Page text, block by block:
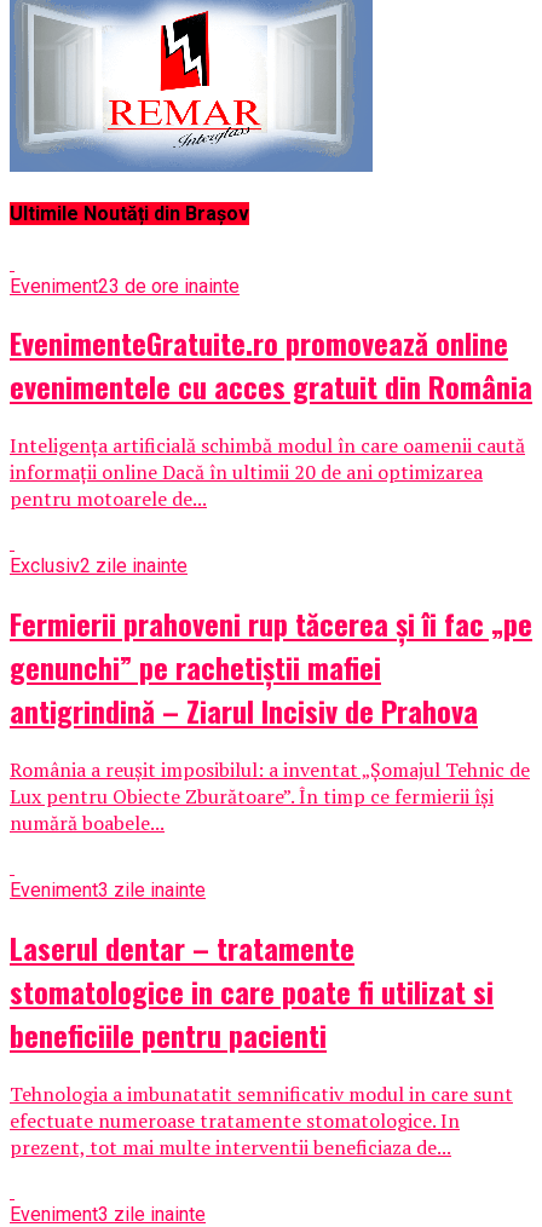
Ultimile Noutăți din Brașov
Eveniment23 de ore inainte
EvenimenteGratuite.ro promovează online
evenimentele cu acces gratuit din România
Inteligența artificială schimbă modul în care oamenii caută
informații online Dacă în ultimii 20 de ani optimizarea
pentru motoarele de...
Exclusiv2 zile inainte
Fermierii prahoveni rup tăcerea și îi fac „pe
genunchi” pe rachetiștii mafiei
antigrindină – Ziarul Incisiv de Prahova
România a reușit imposibilul: a inventat „Șomajul Tehnic de
Lux pentru Obiecte Zburătoare”. În timp ce fermierii își
numără boabele...
Eveniment3 zile inainte
Laserul dentar – tratamente
stomatologice in care poate fi utilizat si
beneficiile pentru pacienti
Tehnologia a imbunatatit semnificativ modul in care sunt
efectuate numeroase tratamente stomatologice. In
prezent, tot mai multe interventii beneficiaza de...
Eveniment3 zile inainte